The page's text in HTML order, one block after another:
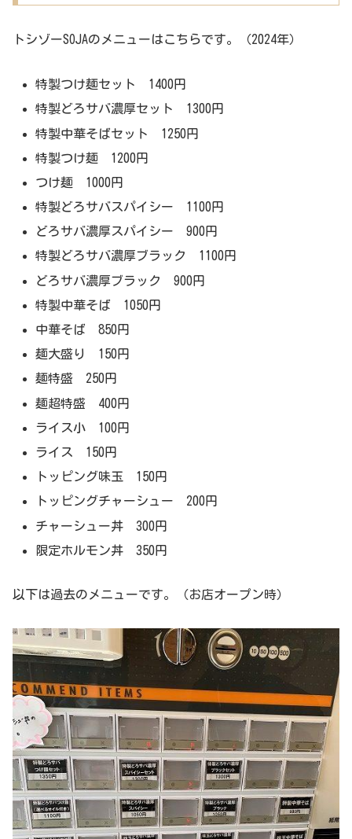
トシゾーSOJAのメニューはこちらです。（2024年）
特製つけ麺セット 1400円
特製どろサバ濃厚セット 1300円
特製中華そばセット 1250円
特製つけ麺 1200円
つけ麺 1000円
特製どろサバスパイシー 1100円
どろサバ濃厚スパイシー 900円
特製どろサバ濃厚ブラック 1100円
どろサバ濃厚ブラック 900円
特製中華そば 1050円
中華そば 850円
麺大盛り 150円
麺特盛 250円
麺超特盛 400円
ライス小 100円
ライス 150円
トッピング味玉 150円
トッピングチャーシュー 200円
チャーシュー丼 300円
限定ホルモン丼 350円
以下は過去のメニューです。（お店オープン時）